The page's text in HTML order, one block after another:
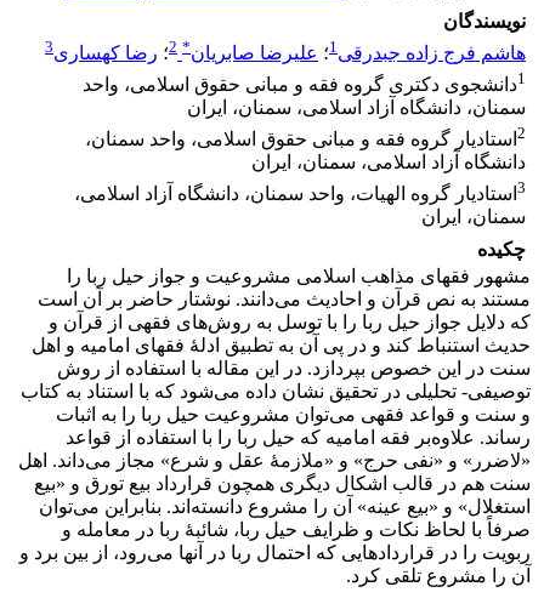
نویسندگان
هاشم فرج زاده جبدرقی1؛ علیرضا صابریان*
2؛ رضا کهساری3
1دانشجوی دکتری گروه فقه و مبانی حقوق اسلامی، واحد
سمنان، دانشگاه آزاد اسلامی، سمنان، ایران
2 استادیار گروه فقه و مبانی حقوق اسلامی، واحد سمنان،
دانشگاه آزاد اسلامی، سمنان، ایران
3 استادیار گروه الهیات، واحد سمنان، دانشگاه آزاد اسلامی،
سمنان، ایران
چکیده
مشهور فقهای مذاهب اسلامی مشروعیت و جواز حیل ربا را
مستند به نص قرآن و احادیث می‌دانند. نوشتار حاضر بر آن است
که دلایل جواز حیل ربا را با توسل به روش‌های فقهی از قرآن و
حدیث استنباط کند و در پی آن به تطبیق ادلۀ فقهای امامیه و اهل
سنت در این خصوص بپردازد. در این مقاله با استفاده از روش
توصیفی- تحلیلی در تحقیق نشان داده می‌شود که با استناد به کتاب
و سنت و قواعد فقهی می‌توان مشروعیت حیل ربا را به اثبات
رساند. علاوه‌بر فقه امامیه که حیل ربا را با استفاده از قواعد
«لاضرر» و «نفی حرج» و «ملازمۀ عقل و شرع» مجاز می‌داند. اهل
سنت هم در قالب اشکال دیگری همچون قرارداد بیع تورق و «بیع
استغلال» و «بیع عینه» آن را مشروع دانسته‌اند. بنابراین می‌توان
صرفاً با لحاظ نکات و ظرایف حیل ربا، شائبۀ ربا در معامله و
ربویت را در قراردادهایی که احتمال ربا در آنها می‌رود، از بین برد و
آن را مشروع تلقی کرد.